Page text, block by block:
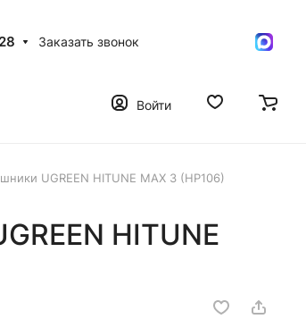
Заказать звонок
Войти
UGREEN HITUNE MAX 3 (HP106)
HITUNE